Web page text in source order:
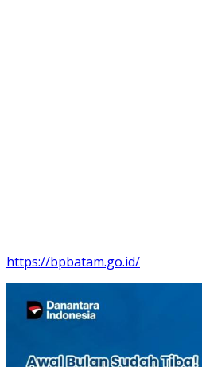
https://bpbatam.go.id/